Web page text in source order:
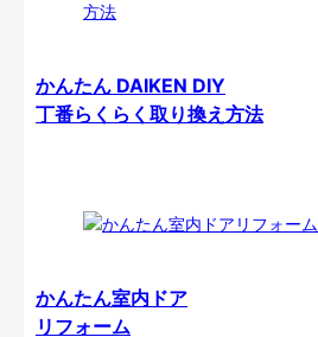
かんたん DAIKEN DIY
丁番らくらく取り換え方法
かんたん室内ドア
リフォーム